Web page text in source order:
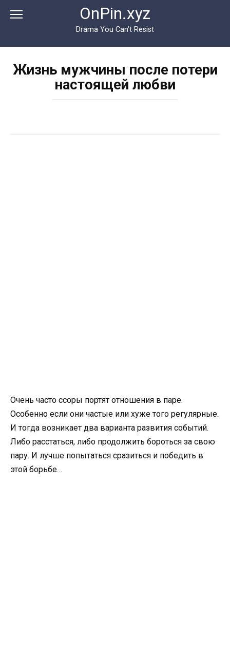
OnPin.xyz
Drama You Can’t Resist
Жизнь мужчины после потери
настоящей любви
Очень часто ссоры портят отношения в паре.
Особенно если они частые или хуже того регулярные.
И тогда возникает два варианта развития событий.
Либо расстаться, либо продолжить бороться за свою
пару. И лучше попытаться сразиться и победить в
этой борьбе…